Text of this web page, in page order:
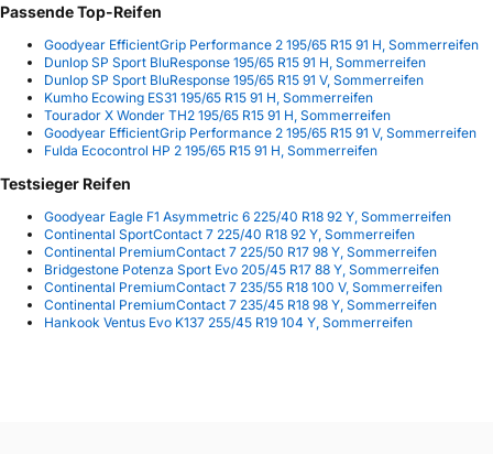
Passende Top-Reifen
Goodyear EfficientGrip Performance 2 195/65 R15 91 H, Sommerreifen
Dunlop SP Sport BluResponse 195/65 R15 91 H, Sommerreifen
Dunlop SP Sport BluResponse 195/65 R15 91 V, Sommerreifen
Kumho Ecowing ES31 195/65 R15 91 H, Sommerreifen
Tourador X Wonder TH2 195/65 R15 91 H, Sommerreifen
Goodyear EfficientGrip Performance 2 195/65 R15 91 V, Sommerreifen
Fulda Ecocontrol HP 2 195/65 R15 91 H, Sommerreifen
Testsieger Reifen
Goodyear Eagle F1 Asymmetric 6 225/40 R18 92 Y, Sommerreifen
Continental SportContact 7 225/40 R18 92 Y, Sommerreifen
Continental PremiumContact 7 225/50 R17 98 Y, Sommerreifen
Bridgestone Potenza Sport Evo 205/45 R17 88 Y, Sommerreifen
Continental PremiumContact 7 235/55 R18 100 V, Sommerreifen
Continental PremiumContact 7 235/45 R18 98 Y, Sommerreifen
Hankook Ventus Evo K137 255/45 R19 104 Y, Sommerreifen